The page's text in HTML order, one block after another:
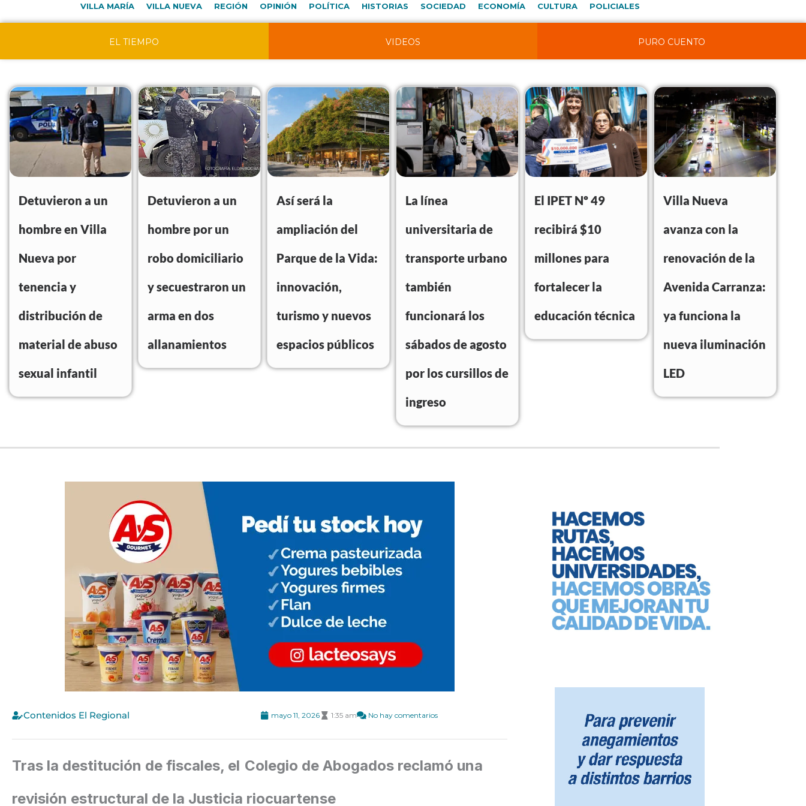
VILLA MARÍA VILLA NUEVA REGIÓN OPINIÓN POLÍTICA HISTORIAS SOCIEDAD ECONOMÍA CULTURA POLICIALES
EL TIEMPO VIDEOS PURO CUENTO
Detuvieron a un
hombre en Villa
Nueva por
tenencia y
distribución de
material de abuso
sexual infantil
Detuvieron a un
hombre por un
robo domiciliario
y secuestraron un
arma en dos
allanamientos
Así será la
ampliación del
Parque de la Vida:
innovación,
turismo y nuevos
espacios públicos
La línea
universitaria de
transporte urbano
también
funcionará los
sábados de agosto
por los cursillos de
ingreso
El IPET Nº 49
recibirá $10
millones para
fortalecer la
educación técnica
Villa Nueva
avanza con la
renovación de la
Avenida Carranza:
ya funciona la
nueva iluminación
LED
Contenidos El Regional mayo 11, 2026 1:35 am No hay comentarios
Tras la destitución de fiscales, el Colegio de Abogados reclamó una
revisión estructural de la Justicia riocuartense